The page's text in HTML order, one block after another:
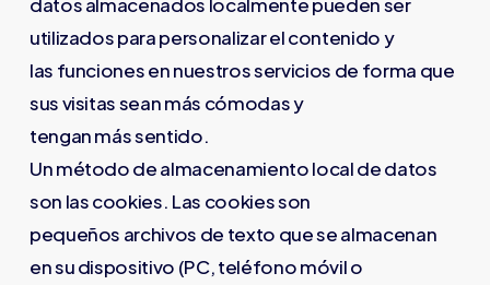
utilizados para personalizar el contenido y
las funciones en nuestros servicios de forma que
sus visitas sean más cómodas y
tengan más sentido.
Un método de almacenamiento local de datos
son las cookies. Las cookies son
pequeños archivos de texto que se almacenan
en su dispositivo (PC, teléfono móvil o